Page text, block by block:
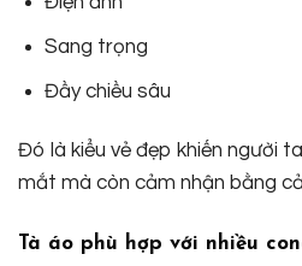
Sang trọng
Đầy chiều sâu
Đó là kiểu vẻ đẹp khiến người
mắt mà còn cảm nhận bằng
Tà áo phù hợp với nhiều